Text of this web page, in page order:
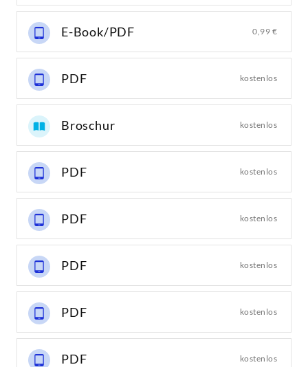
E-Book/PDF 0,99 €
PDF kostenlos
Broschur kostenlos
PDF kostenlos
PDF kostenlos
PDF kostenlos
PDF kostenlos
PDF kostenlos